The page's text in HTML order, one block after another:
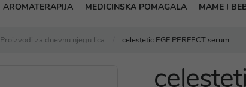
AROMATERAPIJA MEDICINSKA POMAGALA MAME I
Proizvodi za dnevnu njegu lica celestetic EGF PERFECT serum